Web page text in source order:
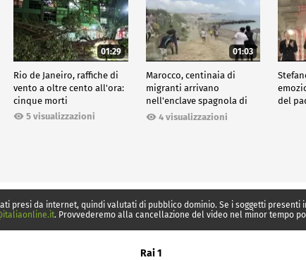
01:29
Rio de Janeiro, raffiche di
vento a oltre cento all'ora:
cinque morti
5 visualizzazioni
01:03
Marocco, centinaia di
migranti arrivano
nell'enclave spagnola di
Ceuta4 visualizzazioni
del
presi da internet, quindi valutati di pubblico dominio. Se i soggetti
. Provvederemo alla cancellazione del video nel minor tempo
Rai 1